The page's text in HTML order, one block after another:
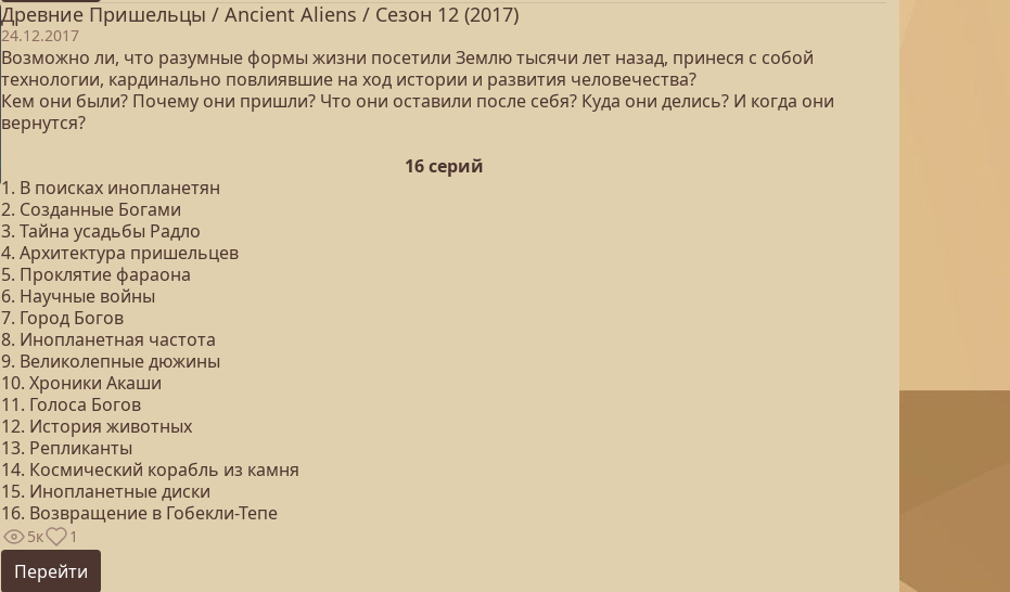
Древние Пришельцы / Ancient Aliens / Сезон 12 (2017)
24.12.2017
Возможно ли, что разумные формы жизни посетили Землю тысячи лет назад, принеся с собой
технологии, кардинально повлиявшие на ход истории и развития человечества?
Кем они были? Почему они пришли? Что они оставили после себя? Куда они делись? И когда они
вернутся?
16 серий
1. В поисках инопланетян
2. Созданные Богами
3. Тайна усадьбы Радло
4. Архитектура пришельцев
5. Проклятие фараона
6. Научные войны
7. Город Богов
8. Инопланетная частота
9. Великолепные дюжины
10. Хроники Акаши
11. Голоса Богов
12. История животных
13. Репликанты
14. Космический корабль из камня
15. Инопланетные диски
16. Возвращение в Гобекли-Тепе
5к 1
Перейти